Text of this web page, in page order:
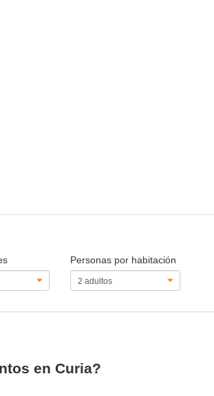
Personas por habitación
en Curia?